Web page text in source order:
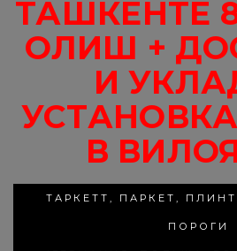
ТАШКЕНТЕ
ОЛИШ +
И
В
ТАРКЕТТ, ПАРКЕТ,
ПОРОГИ